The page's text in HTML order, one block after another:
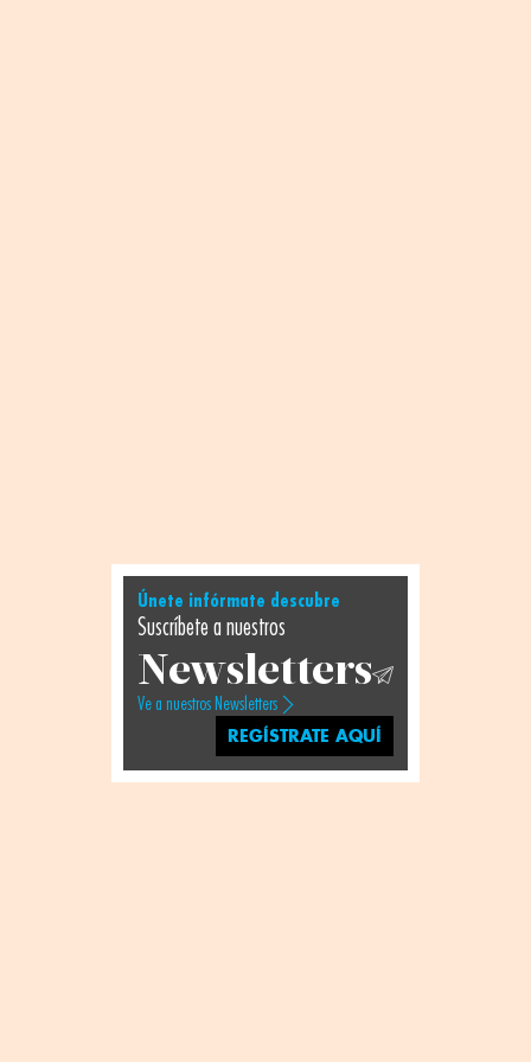
Únete infórmate descubre
Suscríbete a nuestros
Newsletters
Ve a nuestros Newsletters
REGÍSTRATE AQUÍ